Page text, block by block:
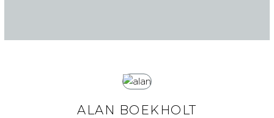
ALAN BOEKHOLT